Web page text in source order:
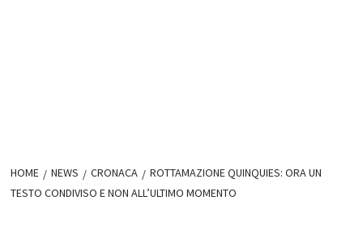
HOME NEWS CRONACA
ROTTAMAZIONE QUINQUIES: ORA UN
TESTO CONDIVISO E NON ALL’ULTIMO MOMENTO